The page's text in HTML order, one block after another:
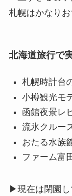
札幌はかなりお
北海道旅行で
札幌時計台
小樽観光モ
函館夜景レ
流氷クルー
おたる水族
ファーム富
▶現在は閉園し